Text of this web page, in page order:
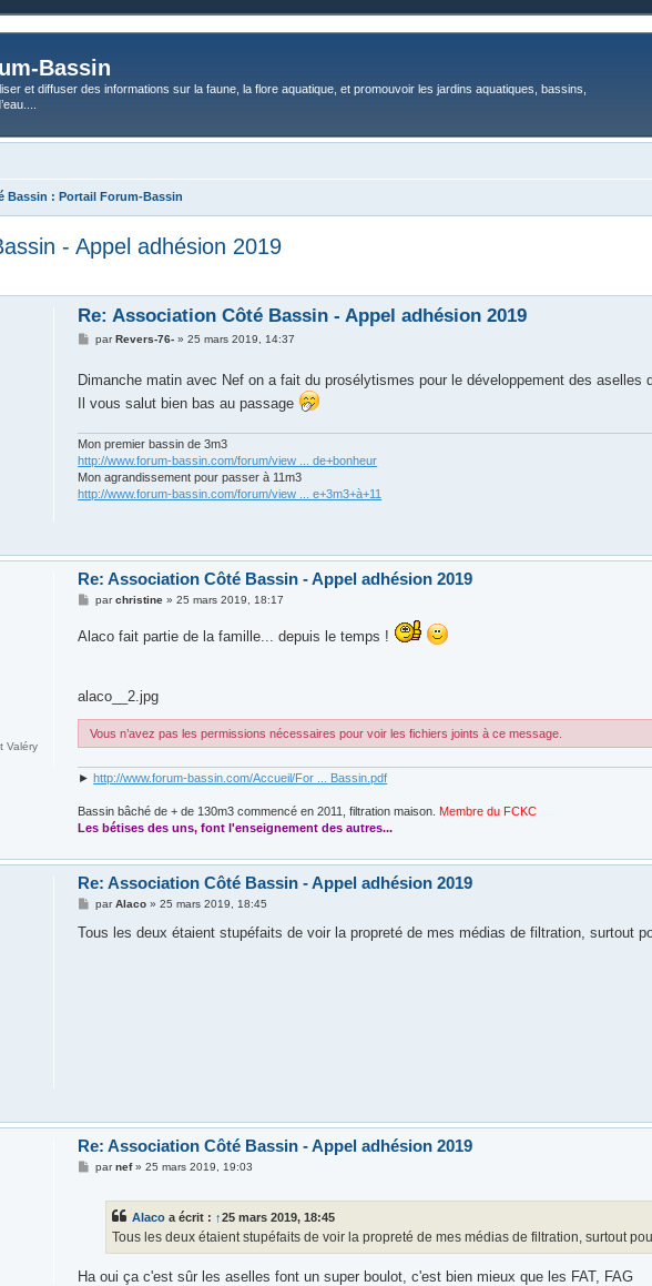
Bassin
et diffuser des informations sur la faune, la flore aquatique, et promouvoir les jardins aquatiques, bassins,
Bassin : Portail Forum-Bassin
- Appel adhésion 2019
Re: Association Côté Bassin - Appel adhésion 2019
M
s
g
parRevers-76- »25 mars 2019, 14:37
Dimanche matin avec Nef on a fait du prosélytismes pour le développement des
Il vous salut bien bas au passage
Mon premier bassin de 3m3
http://www.forum-bassin.com/forum/view ... de+bonheur
Mon agrandissement pour passer à 11m3
http://www.forum-bassin.com/forum/view ... e+3m3+à+11
Valéry
Re: Association Côté Bassin - Appel adhésion 2019
M
s
parchristine »25 mars 2019, 18:17
Alaco fait partie de la famille... depuis le temps !
alaco__2.jpg
Vous n’avez pas les permissions nécessaires pour voir les fichiers joints à ce message.
►http://www.forum-bassin.com/Accueil/For ... Bassin.pdf
Bassin bâché de + de 130m3 commencé en 2011, filtration maison.Membre du FCKC
Les bétises des uns, font l'enseignement des autres...
Re: Association Côté Bassin - Appel adhésion 2019
M
s
parAlaco »25 mars 2019, 18:45
Tous les deux étaient stupéfaits de voir la propreté de mes médias de filtration, surtout
Re: Association Côté Bassin - Appel adhésion 2019
Mparnef»25 mars 2019, 19:03
Alaco a écrit : ↑25 mars 2019, 18:45
Tous les deux étaient stupéfaits de voir la propreté de mes médias de filtration, surtout
Ha oui ça c'est sûr les aselles font un super boulot, c'est bien mieux que les FAT, FAG